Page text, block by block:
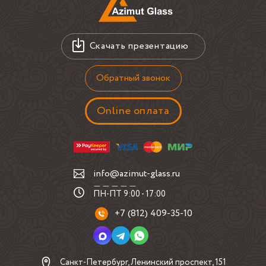
Что проверяют на замере
На замере для объекта на Петровском пр. и для любого
похожего заказа обычно смотрят не только габарит стены,
но и геометрию основания по всей высоте. Если стена
имеет отклонения, это влияет на способ крепления и на
то, как зеркало будет выглядеть при боковом свете. Для
внешней подсветки отдельно уточняют расположение
электрики, возможность обслуживания светильников и
расстояние до соседних элементов интерьера.
ровность стены и несущую способность основания;
отступы от мебели, столешницы, плинтуса и
характер света в помещении днем и вечером;
требования к кромке и видимым торцам.
зеркало уже изготовлено, но на месте выясняется, что
Скачать презентацию
Обратный звонок
Online оплата
info@azimut-glass.ru
ПН-ПТ 9:00 - 17:00
+7 (812) 409-35-10
Санкт-Петербург, Ленинский проспект, 151